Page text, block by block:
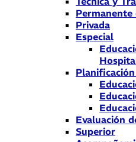
Permanente
Privada
Especial
Evaluación
Superior